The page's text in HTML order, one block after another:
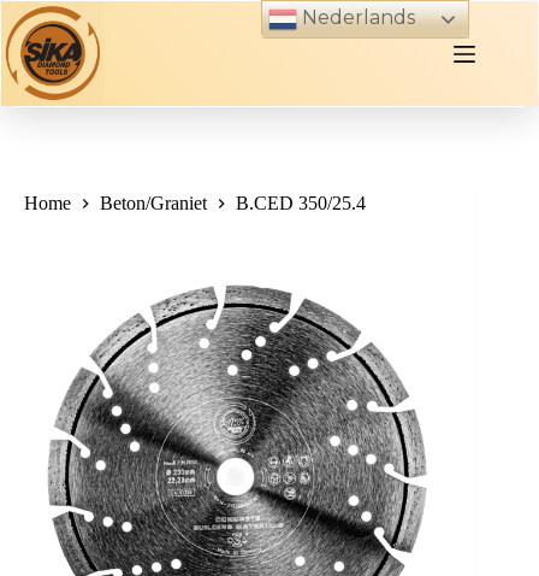
Skip
to
content
Home Beton/Graniet B.CED 350/25.4
Nederlands